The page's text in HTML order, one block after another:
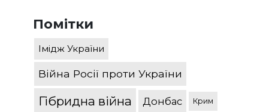
Помітки
Імідж України
Війна Росії проти України
Гібридна війна Донбас Крим